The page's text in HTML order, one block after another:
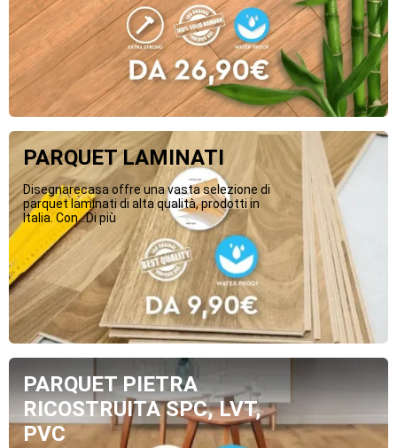
PARQUET LAMINATI
Disegnarecasa offre una vasta selezione di
parquet laminati di alta qualità, prodotti in
Italia. Con...Di più
PARQUET PIETRA
RICOSTRUITA SPC, LVT,
PVC